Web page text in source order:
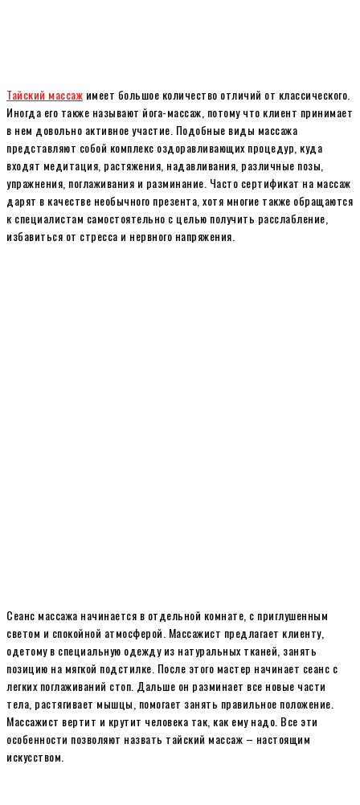
Тайский массаж имеет большое количество отличий от классического.
Иногда его также называют йога-массаж, потому что клиент принимает
в нем довольно активное участие. Подобные виды массажа
представляют собой комплекс оздоравливающих процедур, куда
входят медитация, растяжения, надавливания, различные позы,
упражнения, поглаживания и разминание. Часто сертификат на массаж
дарят в качестве необычного презента, хотя многие также обращаются
к специалистам самостоятельно с целью получить расслабление,
избавиться от стресса и нервного напряжения.
Сеанс массажа начинается в отдельной комнате, с приглушенным
светом и спокойной атмосферой. Массажист предлагает клиенту,
одетому в специальную одежду из натуральных тканей, занять
позицию на мягкой подстилке. После этого мастер начинает сеанс с
легких поглаживаний стоп. Дальше он разминает все новые части
тела, растягивает мышцы, помогает занять правильное положение.
Массажист вертит и крутит человека так, как ему надо. Все эти
особенности позволяют назвать тайский массаж – настоящим
искусством.